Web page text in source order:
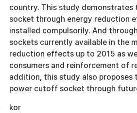
country. This study
socket through energy reduction
installed compulsorily. And
sockets currently available in the
reduction effects up to 2015 as
consumers and reinforcement of
addition, this study also
power cutoff socket through
kor